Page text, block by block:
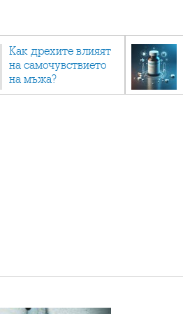
Как дрехите влияят
на самочувствието
на мъжа?